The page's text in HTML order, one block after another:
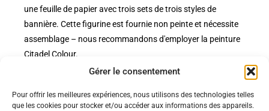
Gérer le consentement
Pour offrir les meilleures expériences, nous utilisons des technologies telles
que les cookies pour stocker et/ou accéder aux informations des appareils.
une feuille de papier avec trois sets de trois styles de
bannière. Cette figurine est fournie non peinte et nécessite
assemblage – nous recommandons d'employer la peinture
Citadel Colour.
Politiques